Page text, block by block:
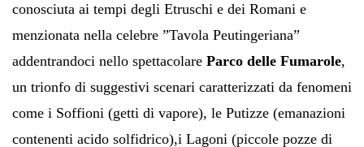
conosciuta ai tempi degli Etruschi e dei Romani e
menzionata nella celebre ”Tavola Peutingeriana”
addentrandoci nello spettacolare Parco delle Fumarole,
un trionfo di suggestivi scenari caratterizzati da fenomeni
come i Soffioni (getti di vapore), le Putizze (emanazioni
contenenti acido solfidrico),i Lagoni (piccole pozze di